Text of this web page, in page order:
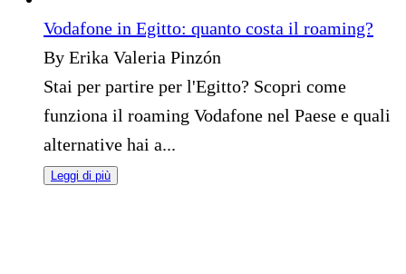
Vodafone in Egitto: quanto costa il roaming?
By Erika Valeria Pinzón
Stai per partire per l'Egitto? Scopri come
funziona il roaming Vodafone nel Paese e quali
alternative hai a...
Leggi di più